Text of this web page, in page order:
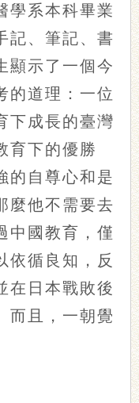
學系本科畢業
記、筆記、書
顯示了一個今
的道理：一位
下成長的臺灣
育下的優勝
的自尊心和是
麼他不需要去
中國教育，僅
依循良知，反
在日本戰敗後
而且，一朝覺